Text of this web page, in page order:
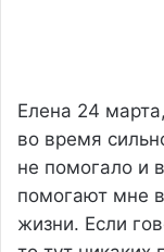
Елена 24
во время
не помогало и
помогают мне
жизни. Если